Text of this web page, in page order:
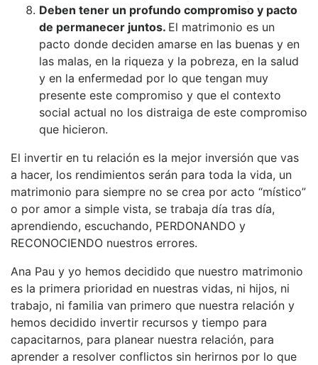
Deben tener un profundo compromiso y pacto
de permanecer juntos. El matrimonio es un
pacto donde deciden amarse en las buenas y en
las malas, en la riqueza y la pobreza, en la salud
y en la enfermedad por lo que tengan muy
presente este compromiso y que el contexto
social actual no los distraiga de este compromiso
que hicieron.
El invertir en tu relación es la mejor inversión que vas
a hacer, los rendimientos serán para toda la vida, un
matrimonio para siempre no se crea por acto “místico”
o por amor a simple vista, se trabaja día tras día,
aprendiendo, escuchando, PERDONANDO y
RECONOCIENDO nuestros errores.
Ana Pau y yo hemos decidido que nuestro matrimonio
es la primera prioridad en nuestras vidas, ni hijos, ni
trabajo, ni familia van primero que nuestra relación y
hemos decidido invertir recursos y tiempo para
capacitarnos, para planear nuestra relación, para
aprender a resolver conflictos sin herirnos por lo que